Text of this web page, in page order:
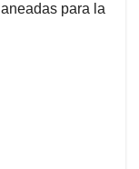
para la